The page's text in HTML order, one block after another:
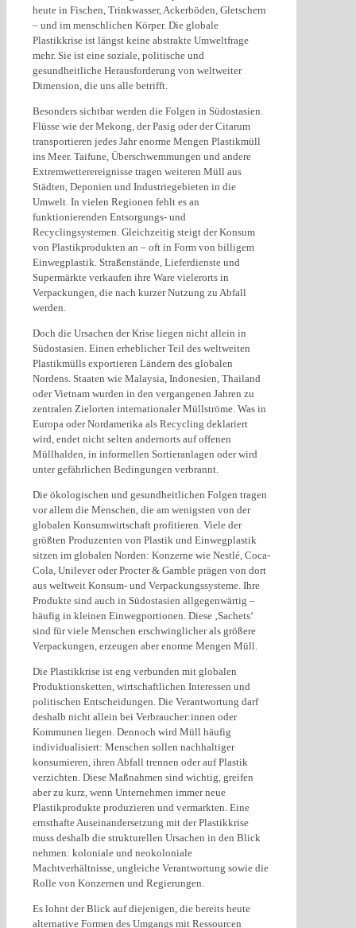
heute in Fischen, Trinkwasser, Ackerböden, Gletschern
– und im menschlichen Körper. Die globale
Plastikkrise ist längst keine abstrakte Umweltfrage
mehr. Sie ist eine soziale, politische und
gesundheitliche Herausforderung von weltweiter
Dimension, die uns alle betrifft.
Besonders sichtbar werden die Folgen in Südostasien.
Flüsse wie der Mekong, der Pasig oder der Citarum
transportieren jedes Jahr enorme Mengen Plastikmüll
ins Meer. Taifune, Überschwemmungen und andere
Extremwetterereignisse tragen weiteren Müll aus
Städten, Deponien und Industriegebieten in die
Umwelt. In vielen Regionen fehlt es an
funktionierenden Entsorgungs- und
Recyclingsystemen. Gleichzeitig steigt der Konsum
von Plastikprodukten an – oft in Form von billigem
Einwegplastik. Straßenstände, Lieferdienste und
Supermärkte verkaufen ihre Ware vielerorts in
Verpackungen, die nach kurzer Nutzung zu Abfall
werden.
Doch die Ursachen der Krise liegen nicht allein in
Südostasien. Einen erheblicher Teil des weltweiten
Plastikmülls exportieren Ländern des globalen
Nordens. Staaten wie Malaysia, Indonesien, Thailand
oder Vietnam wurden in den vergangenen Jahren zu
zentralen Zielorten internationaler Müllströme. Was in
Europa oder Nordamerika als Recycling deklariert
wird, endet nicht selten andernorts auf offenen
Müllhalden, in informellen Sortieranlagen oder wird
unter gefährlichen Bedingungen verbrannt.
Die ökologischen und gesundheitlichen Folgen tragen
vor allem die Menschen, die am wenigsten von der
globalen Konsumwirtschaft profitieren. Viele der
größten Produzenten von Plastik und Einwegplastik
sitzen im globalen Norden: Konzerne wie Nestlé, Coca-
Cola, Unilever oder Procter & Gamble prägen von dort
aus weltweit Konsum- und Verpackungssysteme. Ihre
Produkte sind auch in Südostasien allgegenwärtig –
häufig in kleinen Einwegportionen. Diese ‚Sachets‘
sind für viele Menschen erschwinglicher als größere
Verpackungen, erzeugen aber enorme Mengen Müll.
Die Plastikkrise ist eng verbunden mit globalen
Produktionsketten, wirtschaftlichen Interessen und
politischen Entscheidungen. Die Verantwortung darf
deshalb nicht allein bei Verbraucher:innen oder
Kommunen liegen. Dennoch wird Müll häufig
individualisiert: Menschen sollen nachhaltiger
konsumieren, ihren Abfall trennen oder auf Plastik
verzichten. Diese Maßnahmen sind wichtig, greifen
aber zu kurz, wenn Unternehmen immer neue
Plastikprodukte produzieren und vermarkten. Eine
ernsthafte Auseinandersetzung mit der Plastikkrise
muss deshalb die strukturellen Ursachen in den Blick
nehmen: koloniale und neokoloniale
Machtverhältnisse, ungleiche Verantwortung sowie die
Rolle von Konzernen und Regierungen.
Es lohnt der Blick auf diejenigen, die bereits heute
alternative Formen des Umgangs mit Ressourcen